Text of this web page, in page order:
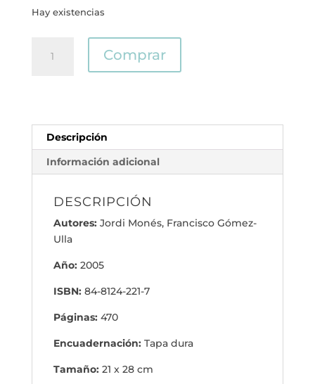
Hay existencias
macular
edad
cantidad
Comprar
Descripción
Información adicional
DESCRIPCIÓN
Autores: Jordi Monés, Francisco Gómez-
Ulla
Año: 2005
ISBN: 84-8124-221-7
Páginas: 470
Encuadernación: Tapa dura
Tamaño: 21 x 28 cm